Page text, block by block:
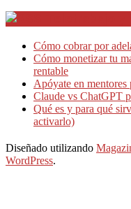
Cómo cobrar por
Cómo monetizar tu
rentable
Apóyate en mentores
Claude vs ChatGPT
Qué es y para qué
activarlo)
Diseñado utilizando
WordPress.